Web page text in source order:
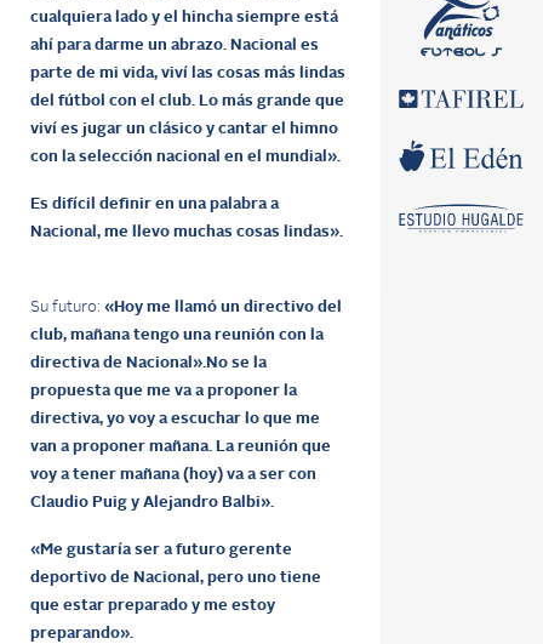
cualquiera lado y el hincha siempre está
ahí para darme un abrazo. Nacional es
parte de mi vida, viví las cosas más lindas
del fútbol con el club. Lo más grande que
viví es jugar un clásico y cantar el himno
con la selección nacional en el mundial».
Es difícil definir en una palabra a
Nacional, me llevo muchas cosas lindas».
Su futuro: «Hoy me llamó un directivo del
club, mañana tengo una reunión con la
directiva de Nacional».No se la
propuesta que me va a proponer la
directiva, yo voy a escuchar lo que me
van a proponer mañana. La reunión que
voy a tener mañana (hoy) va a ser con
Claudio Puig y Alejandro Balbi».
«Me gustaría ser a futuro gerente
deportivo de Nacional, pero uno tiene
que estar preparado y me estoy
preparando».